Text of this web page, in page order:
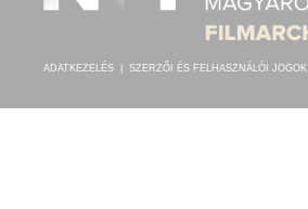
ADATKEZELÉS SZERZŐI ÉS FELHASZNÁLÓI JOGOK